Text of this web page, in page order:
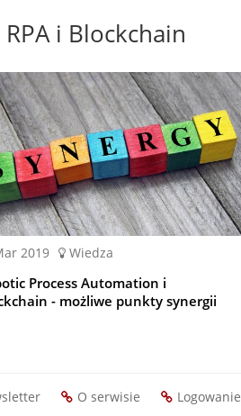
RPA i Blockchain
mar 2019 Wiedza
Process Automation i
- możliwe punkty synergii
O serwisie Logowanie